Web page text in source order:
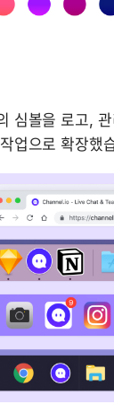
심볼을 로고,
업으로 확장했